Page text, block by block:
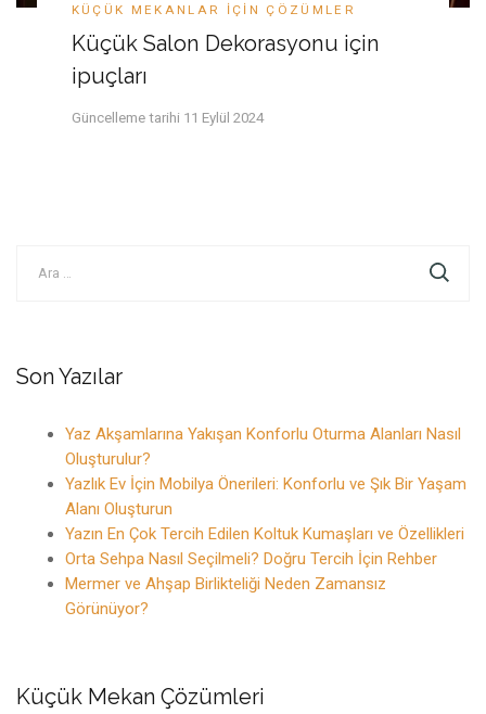
KÜÇÜK MEKANLAR IÇIN ÇÖZÜMLER
Küçük Salon Dekorasyonu için
ipuçları
Güncelleme tarihi 11 Eylül 2024
Son Yazılar
Yaz Akşamlarına Yakışan Konforlu Oturma Alanları Nasıl
Oluşturulur?
Yazlık Ev İçin Mobilya Önerileri: Konforlu ve Şık Bir Yaşam
Alanı Oluşturun
Yazın En Çok Tercih Edilen Koltuk Kumaşları ve Özellikleri
Orta Sehpa Nasıl Seçilmeli? Doğru Tercih İçin Rehber
Mermer ve Ahşap Birlikteliği Neden Zamansız
Görünüyor?
Küçük Mekan Çözümleri